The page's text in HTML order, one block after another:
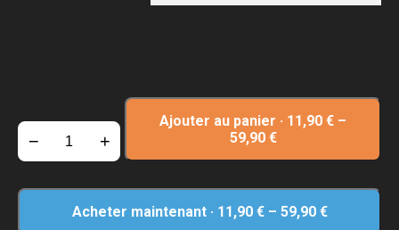
− +
Ajouter au panier · 11,90 € –
59,90 €
Acheter maintenant · 11,90 €– 59,90 €